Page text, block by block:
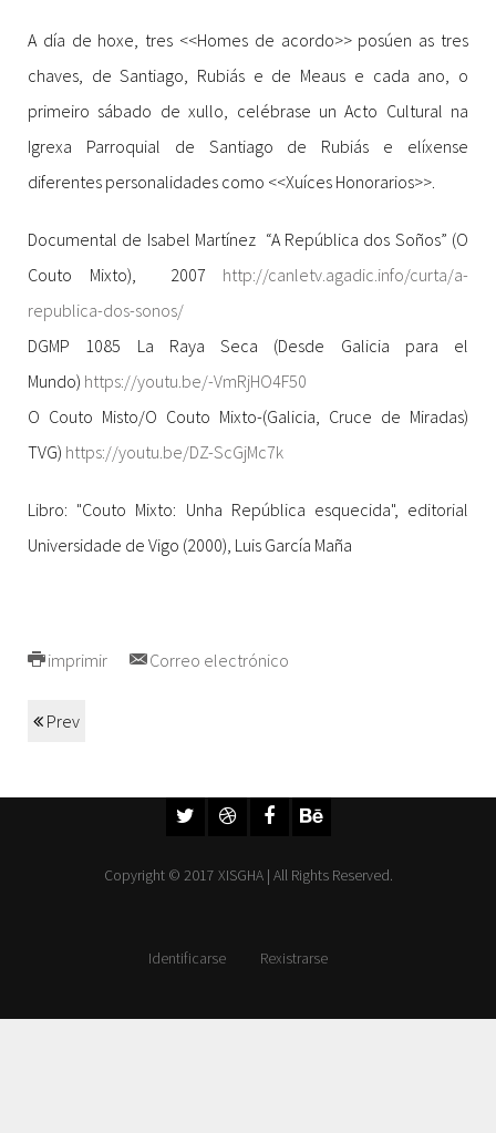
A día de hoxe, tres <<Homes de acordo>> posúen as tres
chaves, de Santiago, Rubiás e de Meaus e cada ano, o
primeiro sábado de xullo, celébrase un Acto Cultural na
Igrexa Parroquial de Santiago de Rubiás e elíxense
diferentes personalidades como <<Xuíces Honorarios>>.
Documental de Isabel Martínez “A República dos Soños” (O
Couto Mixto), 2007 http://canletv.agadic.info/curta/a-
republica-dos-sonos/
DGMP 1085 La Raya Seca (Desde Galicia para el
Mundo) https://youtu.be/-VmRjHO4F50
O Couto Misto/O Couto Mixto-(Galicia, Cruce de Miradas)
TVG) https://youtu.be/DZ-ScGjMc7k
Libro: "Couto Mixto: Unha República esquecida", editorial
Universidade de Vigo (2000), Luis García Maña
imprimir Correo electrónico
Prev
Copyright © 2017 XISGHA | All Rights Reserved.
Identificarse Rexistrarse